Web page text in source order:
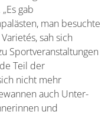
gab
man besuchte
sah sich
Sportveranstaltungen
Teil der
nicht mehr
auch Unter-
und